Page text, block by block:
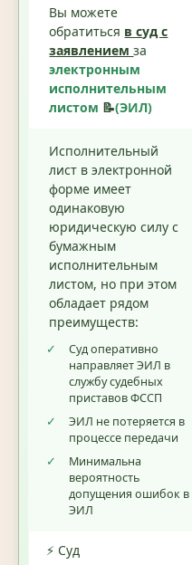
Вы можете
обратиться в суд с
заявлениемза
электронным
исполнительным
листом 📝(ЭИЛ)
Исполнительный
лист в электронной
форме имеет
одинаковую
юридическую силу с
бумажным
исполнительным
листом, но при этом
обладает рядом
преимуществ:
✓
Суд оперативно
направляет ЭИЛ в
службу судебных
приставов ФССП
✓
ЭИЛ не потеряется в
процессе передачи
✓
Минимальна
вероятность
допущения ошибок в
ЭИЛ
⚡ Суд